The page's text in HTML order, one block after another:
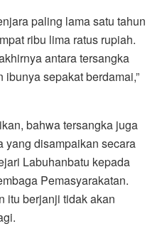
paling lama satu tahun
ribu lima ratus rupiah.
antara tersangka
sepakat berdamai,”
bahwa tersangka juga
yang disampaikan secara
Labuhanbatu kepada
Pemasyarakatan.
itu berjanji tidak akan